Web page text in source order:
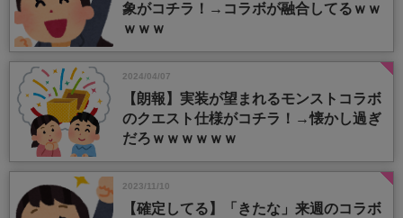
象がコチラ！→コラボが融合してるｗｗ
ｗｗｗ
2024/04/07
【朗報】実装が望まれるモンストコラボ
のクエスト仕様がコチラ！→懐かし過ぎ
だろｗｗｗｗｗｗ
2023/11/10
【確定してる】「きたな」来週のコラボ